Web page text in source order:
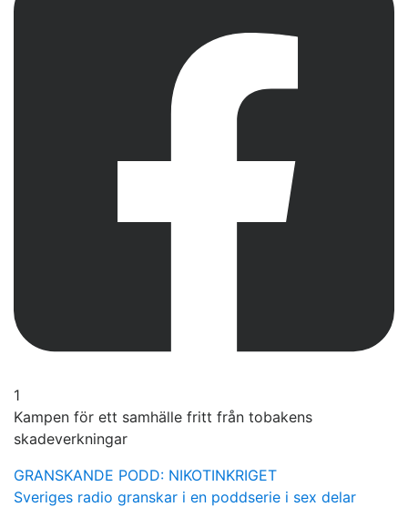
1
Kampen för ett samhälle fritt från tobakens
skadeverkningar
GRANSKANDE PODD: NIKOTINKRIGET
Sveriges radio granskar i en poddserie i sex delar